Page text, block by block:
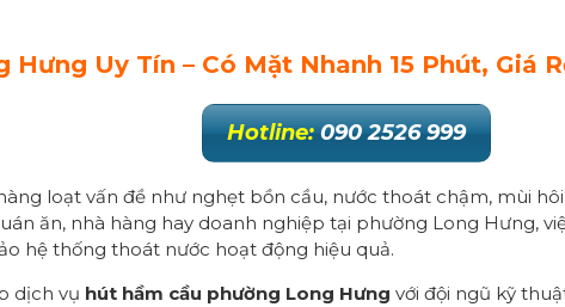
Hưng Uy Tín – Có Mặt Nhanh 15 Phút, Giá
Hotline: 090 2526 999
loạt vấn đề như nghẹt bồn cầu, nước thoát chậm, mùi
ăn, nhà hàng hay doanh nghiệp tại phường Long Hưng,
hệ thống thoát nước hoạt động hiệu quả.
dịch vụ hút hầm cầu phường Long Hưng với đội ngũ kỹ